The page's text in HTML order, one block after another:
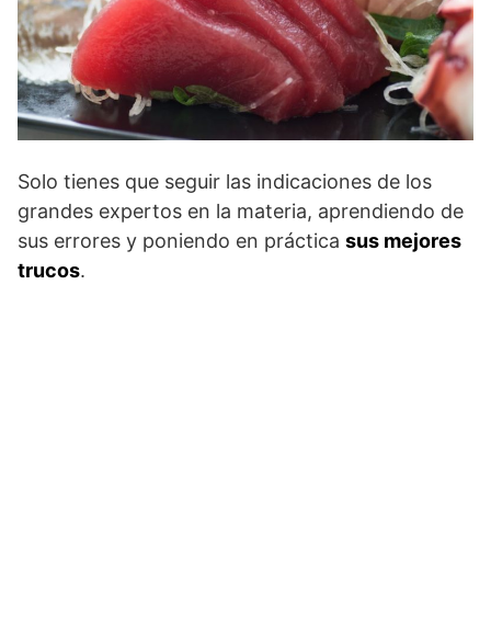
Solo tienes que seguir las indicaciones de los
grandes expertos en la materia, aprendiendo de
sus errores y poniendo en práctica sus mejores
trucos.